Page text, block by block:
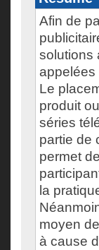
Afin de
solutions
appelées
Le
produit
séries
partie de
permet
la
moyen
à cause